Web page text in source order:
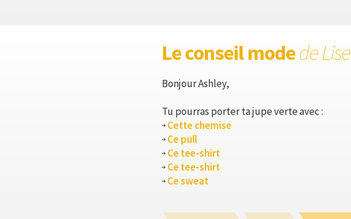
Le conseil modede Lise
Bonjour Ashley,
Tu pourras porter ta jupe verte avec :
Cette chemise
Ce pull
Ce tee-shirt
Ce tee-shirt
Ce sweat